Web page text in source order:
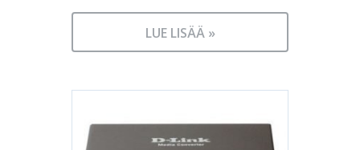
LUE LISÄÄ »